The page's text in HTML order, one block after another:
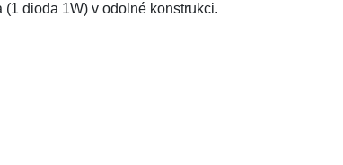
dioda 1W) v odolné konstrukci.